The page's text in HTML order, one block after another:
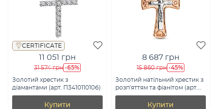
CERTIFICATE
11 051 грн
31 574 грн -65%
Золотий хрестик з
діамантами (арт. П341011010б)
Купити
8 687 грн
15 860 грн -45%
Золотий натільний хрестик з
розп'яттям та фіанітом (арт.
501088)
Купити